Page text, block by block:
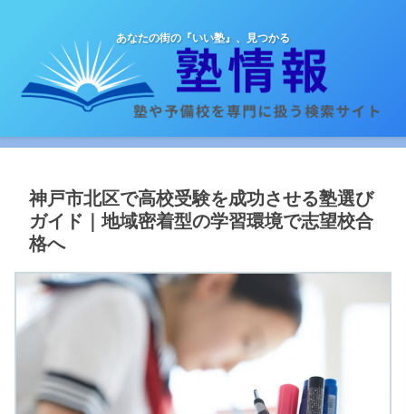
あなたの街の『いい塾』、見つかる
神戸市北区で高校受験を成功させる塾選び
ガイド｜地域密着型の学習環境で志望校合
格へ